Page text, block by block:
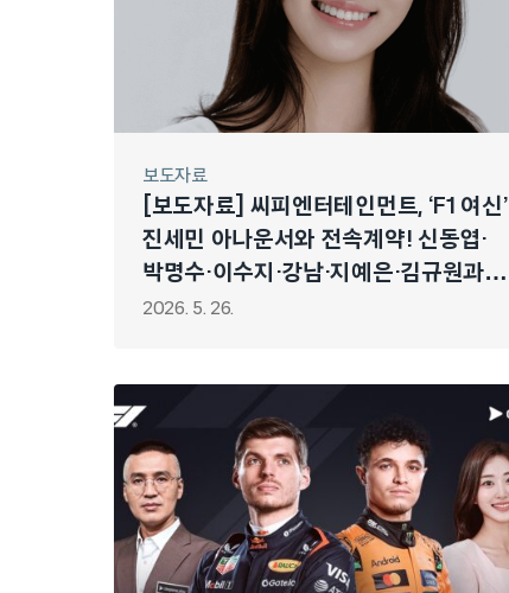
보도자료
[보도자료] 씨피엔터테인먼트, ‘F1 여신’
진세민 아나운서와 전속계약! 신동엽·
박명수·이수지·강남·지예은·김규원과
한식구!
2026. 5. 26.